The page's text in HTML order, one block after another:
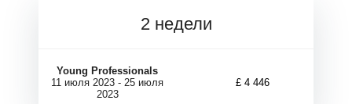
2 недели
Young Professionals
11 июля 2023 - 25 июля
2023
£ 4 446